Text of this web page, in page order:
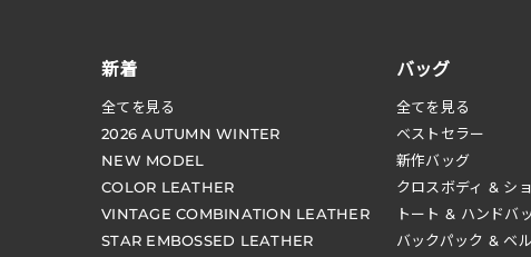
新着
全てを見る
2026 AUTUMN WINTER
NEW MODEL
COLOR LEATHER
VINTAGE COMBINATION LEATHER
STAR EMBOSSED LEATHER
バッグ
全てを見る
ベストセラー
新作バッグ
クロスボディ & シ
トート & ハンドバ
バックパック & ベ